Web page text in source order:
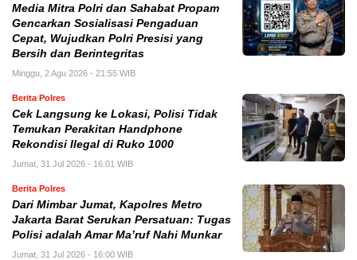
Media Mitra Polri dan Sahabat Propam
Gencarkan Sosialisasi Pengaduan
Cepat, Wujudkan Polri Presisi yang
Bersih dan Berintegritas
Minggu, 2 Agu 2026 - 21:55 WIB
Berita Polres
Cek Langsung ke Lokasi, Polisi Tidak
Temukan Perakitan Handphone
Rekondisi Ilegal di Ruko 1000
Jumat, 31 Jul 2026 - 16:01 WIB
Berita Polres
Dari Mimbar Jumat, Kapolres Metro
Jakarta Barat Serukan Persatuan: Tugas
Polisi adalah Amar Ma’ruf Nahi Munkar
Jumat, 31 Jul 2026 - 16:00 WIB